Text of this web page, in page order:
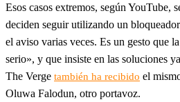
Esos casos extremos, según YouTube,
deciden seguir utilizando un
el aviso varias veces. Es un gesto que
serio», y que insiste en las soluciones
The Verge también ha recibido el
Oluwa Falodun, otro portavoz.